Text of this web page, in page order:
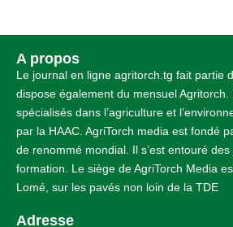
A propos
Le journal en ligne agritorch.tg fait partie
dispose également du mensuel
spécialisés dans l’agriculture et
par la HAAC. AgriTorch media est fondé
de renommé mondial. Il s’est entouré
formation. Le siège de AgriTorch Media
Lomé, sur les pavés non loin de la TDE
Adresse